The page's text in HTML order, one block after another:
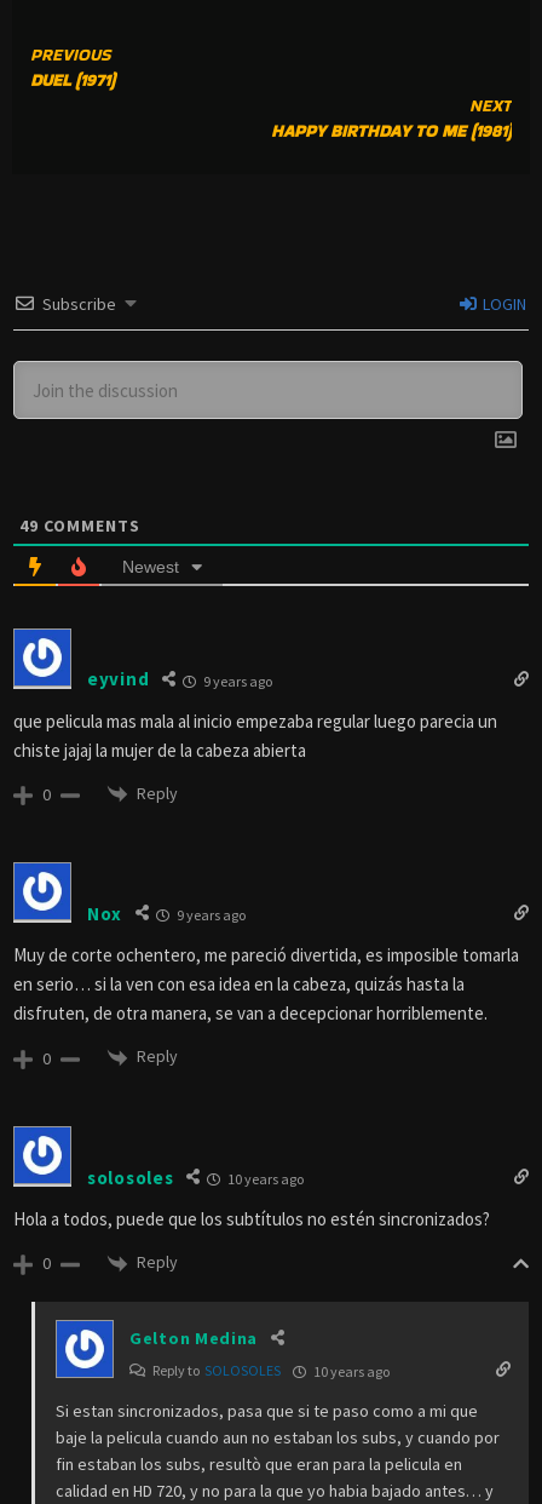
CONTINUE
READING
PREVIOUS
DUEL (1971)
NEXT
HAPPY BIRTHDAY TO ME (1981)
Subscribe LOGIN
49 COMMENTS
Newest
eyvind 9 years ago
que pelicula mas mala al inicio empezaba regular luego parecia un
chiste jajaj la mujer de la cabeza abierta
0 Reply
Nox 9 years ago
Muy de corte ochentero, me pareció divertida, es imposible tomarla
en serio… si la ven con esa idea en la cabeza, quizás hasta la
disfruten, de otra manera, se van a decepcionar horriblemente.
0 Reply
solosoles 10 years ago
Hola a todos, puede que los subtítulos no estén sincronizados?
0 Reply
Gelton Medina
Reply to SOLOSOLES 10 years ago
Si estan sincronizados, pasa que si te paso como a mi que
baje la pelicula cuando aun no estaban los subs, y cuando por
fin estaban los subs, resultò que eran para la pelicula en
calidad en HD 720, y no para la que yo habia bajado antes… y